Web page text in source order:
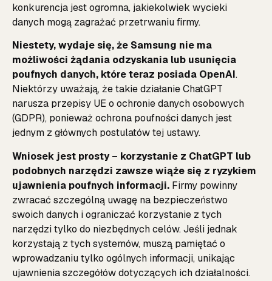
konkurencja jest ogromna, jakiekolwiek wycieki
danych mogą zagrażać przetrwaniu firmy.
Niestety, wydaje się, że Samsung nie ma
możliwości żądania odzyskania lub usunięcia
poufnych danych, które teraz posiada OpenAI.
Niektórzy uważają, że takie działanie ChatGPT
narusza przepisy UE o ochronie danych osobowych
(GDPR), ponieważ ochrona poufności danych jest
jednym z głównych postulatów tej ustawy.
Wniosek jest prosty – korzystanie z ChatGPT lub
podobnych narzędzi zawsze wiąże się z ryzykiem
ujawnienia poufnych informacji. Firmy powinny
zwracać szczególną uwagę na bezpieczeństwo
swoich danych i ograniczać korzystanie z tych
narzędzi tylko do niezbędnych celów. Jeśli jednak
korzystają z tych systemów, muszą pamiętać o
wprowadzaniu tylko ogólnych informacji, unikając
ujawnienia szczegółów dotyczących ich działalności.